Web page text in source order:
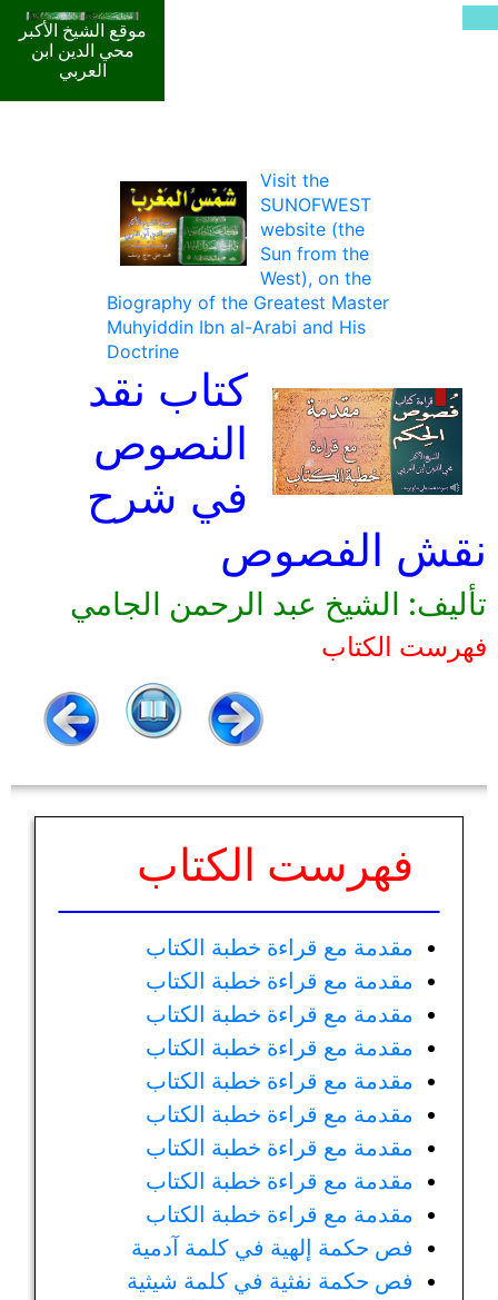
موقع الشيخ الأكبر
محي الدين ابن
العربي
Visit the
SUNOFWEST
website (the
Sun from the
West), on the
Biography of the Greatest Master
Muhyiddin Ibn al-Arabi and His
Doctrine
كتاب نقد
النصوص
في شرح
نقش الفصوص
تأليف: الشيخ عبد الرحمن الجامي
فهرست الكتاب
فهرست الكتاب
مقدمة مع قراءة خطبة الكتاب
مقدمة مع قراءة خطبة الكتاب
مقدمة مع قراءة خطبة الكتاب
مقدمة مع قراءة خطبة الكتاب
مقدمة مع قراءة خطبة الكتاب
مقدمة مع قراءة خطبة الكتاب
مقدمة مع قراءة خطبة الكتاب
مقدمة مع قراءة خطبة الكتاب
مقدمة مع قراءة خطبة الكتاب
فص حكمة إلهية في كلمة آدمية
فص حكمة نفثية في كلمة شيثية